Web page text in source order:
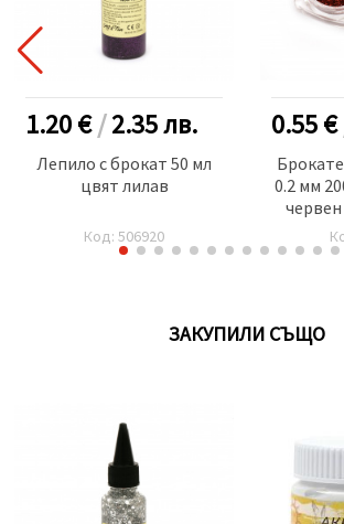
1.20 €/2.35лв.
Лепило с брокат 50 мл
цвят лилав
Код: 506920
0.55 €
0.2 мм
ЗАКУПИЛИ СЪЩО